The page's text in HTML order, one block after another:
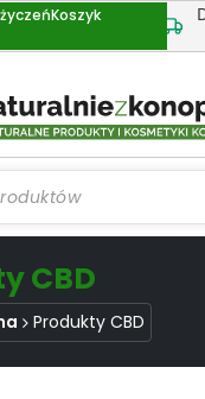
Koszyk
CBD
Produkty CBD